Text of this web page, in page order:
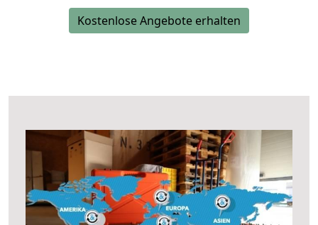
Kostenlose Angebote erhalten